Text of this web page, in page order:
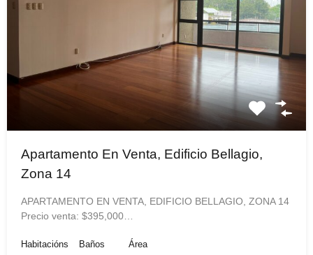
Apartamento En Venta, Edificio Bellagio,
Zona 14
APARTAMENTO EN VENTA, EDIFICIO BELLAGIO, ZONA 14
Precio venta: $395,000…
Habitacións
Baños
Área